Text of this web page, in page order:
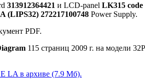
313912364421 и LCD-panel LK315 code
(LIPS32) 272217100748 Power Supply.
PDF.
115 страниц 2009 г. на модели
LA в архиве (7.9 Мб).